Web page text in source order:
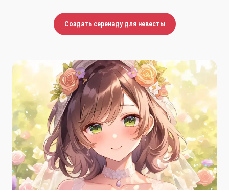
Создать серенаду для невесты